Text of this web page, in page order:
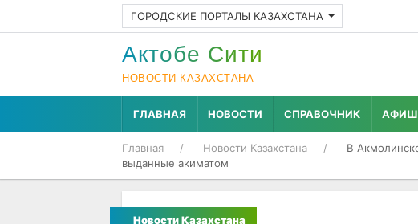
ГОРОДСКИЕ ПОРТАЛЫ КАЗАХСТАНА
Актобе Cити
НОВОСТИ КАЗАХСТАНА
ГЛАВНАЯ НОВОСТИ СПРАВОЧНИК
Главная Новости Казахстана
В
выданные акиматом
Новости Казахстана